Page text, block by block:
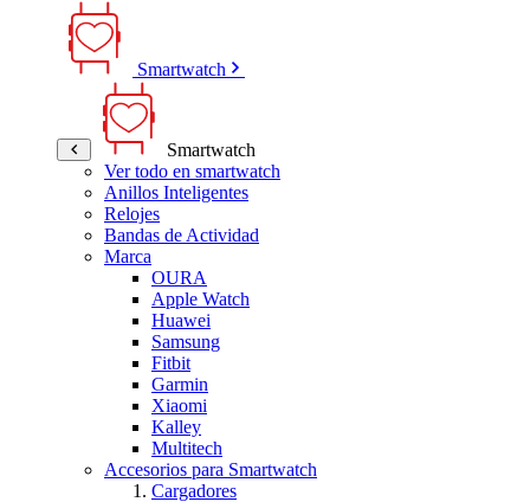
Smartwatch
Smartwatch
Ver todo en smartwatch
Anillos Inteligentes
Relojes
Bandas de Actividad
Marca
OURA
Apple Watch
Huawei
Samsung
Fitbit
Garmin
Xiaomi
Kalley
Multitech
Accesorios para Smartwatch
Cargadores